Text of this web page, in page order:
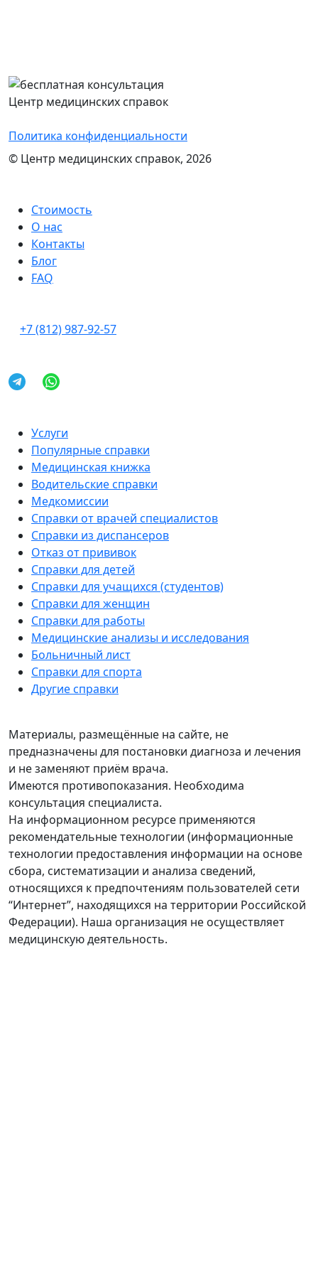
Центр медицинских справок
Политика конфиденциальности
© Центр медицинских справок, 2026
Услуги
Популярные справки
Медицинская книжка
Водительские справки
Медкомиссии
Справки от врачей специалистов
Справки из диспансеров
Отказ от прививок
Справки для детей
Справки для учащихся (студентов)
Справки для женщин
Справки для работы
Медицинские анализы и исследования
Больничный лист
Справки для спорта
Другие справки
Стоимость
О нас
Контакты
Блог
FAQ
+7 (812) 987-92-57
Материалы, размещённые на сайте, не
предназначены для постановки диагноза и лечения
и не заменяют приём врача.
Имеются противопоказания. Необходима
консультация специалиста.
На информационном ресурсе применяются
рекомендательные технологии (информационные
технологии предоставления информации на основе
сбора, систематизации и анализа сведений,
относящихся к предпочтениям пользователей сети
“Интернет”, находящихся на территории Российской
Федерации). Наша организация не осуществляет
медицинскую деятельность.